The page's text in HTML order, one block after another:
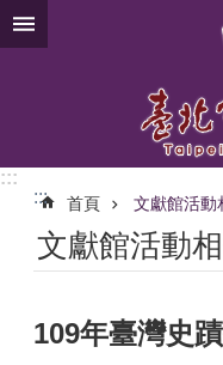
跳到主要內容區塊
:::
:::
首頁 文獻館活動
文獻館活動
109年臺灣史